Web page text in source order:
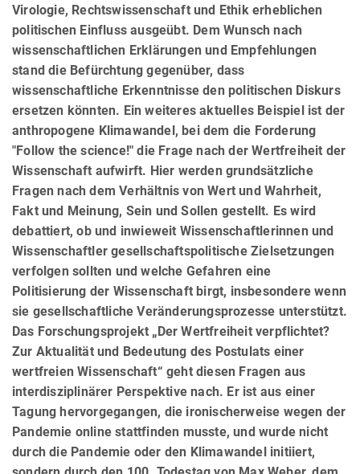
Virologie, Rechtswissenschaft und Ethik erheblichen
politischen Einfluss aus­geübt. Dem Wunsch nach
wissenschaftlichen Erklärungen und Empfehlungen
stand die Befürchtung gegenüber, dass
wissenschaftliche Erkenntnisse den politischen Diskurs
ersetzen könnten. Ein weiteres aktuelles Beispiel ist der
anthropogene Klimawandel, bei dem die Forderung
"Follow the science!" die Frage nach der Wertfreiheit der
Wissenschaft aufwirft. Hier werden grundsätzliche
Fragen nach dem Verhältnis von Wert und Wahrheit,
Fakt und Meinung, Sein und Sollen gestellt. Es wird
debattiert, ob und inwieweit Wissenschaftlerinnen und
Wissenschaftler gesell­schafts­poli­ti­sche Zielsetzungen
verfolgen sollten und welche Gefahren eine
Politisierung der Wissenschaft birgt, insbesondere wenn
sie gesellschaftliche Veränderungsprozesse unterstützt.
Das Forschungsprojekt „Der Wertfreiheit verpflichtet?
Zur Aktualität und Bedeutung des Postulats einer
wertfreien Wissenschaft“ geht diesen Fragen aus
interdisziplinärer Perspektive nach. Er ist aus einer
Tagung hervor­gegan­gen, die ironischerweise wegen der
Pandemie online stattfinden musste, und wurde nicht
durch die Pandemie oder den Klimawandel initiiert,